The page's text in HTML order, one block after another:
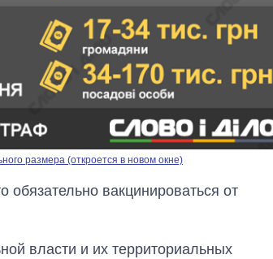
размера (откроется в новом окне)
обязательно вакцинироваться от
власти и их территориальных